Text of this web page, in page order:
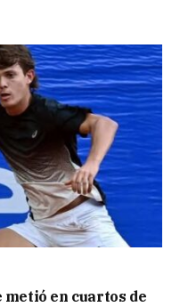
metió en cuartos de